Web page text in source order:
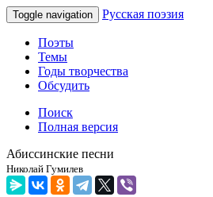
Toggle navigation Русская поэзия
Поэты
Темы
Годы творчества
Обсудить
Поиск
Полная версия
Абиссинские песни
Николай Гумилев